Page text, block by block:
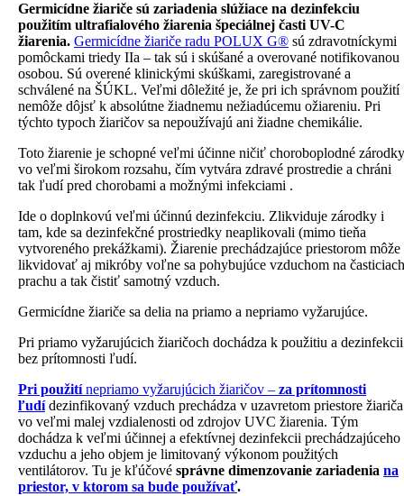
Germicídne žiariče sú zariadenia slúžiace na dezinfekciu
použitím ultrafialového žiarenia špeciálnej časti UV-C
žiarenia. Germicídne žiariče radu POLUX G® sú zdravotníckymi
pomôckami triedy IIa – tak sú i skúšané a overované notifikovanou
osobou. Sú overené klinickými skúškami, zaregistrované a
schválené na ŠÚKL. Veľmi dôležité je, že pri ich správnom použití
nemôže dôjsť k absolútne žiadnemu nežiadúcemu ožiareniu. Pri
týchto typoch žiaričov sa nepoužívajú ani žiadne chemikálie.
Toto žiarenie je schopné veľmi účinne ničiť choroboplodné zárodky
vo veľmi širokom rozsahu, čím vytvára zdravé prostredie a chráni
tak ľudí pred chorobami a možnými infekciami .
Ide o doplnkovú veľmi účinnú dezinfekciu. Zlikviduje zárodky i
tam, kde sa dezinfekčné prostriedky neaplikovali (mimo tieňa
vytvoreného prekážkami). Žiarenie prechádzajúce priestorom môže
likvidovať aj mikróby voľne sa pohybujúce vzduchom na časticiach
prachu a tak čistiť samotný vzduch.
Germicídne žiariče sa delia na priamo a nepriamo vyžarujúce.
Pri priamo vyžarujúcich žiaričoch dochádza k použitiu a dezinfekcii
bez prítomnosti ľudí.
Pri použitínepriamo vyžarujúcich žiaričov – za prítomnosti
ľudídezinfikovaný vzduch prechádza v uzavretom priestore žiariča
vo veľmi malej vzdialenosti od zdrojov UVC žiarenia. Tým
dochádza k veľmi účinnej a efektívnej dezinfekcii prechádzajúceho
vzduchu a jeho objem je limitovaný výkonom použitých
ventilátorov. Tu je kľúčové správne dimenzovanie zariadenia na
priestor, v ktorom sa bude používať.